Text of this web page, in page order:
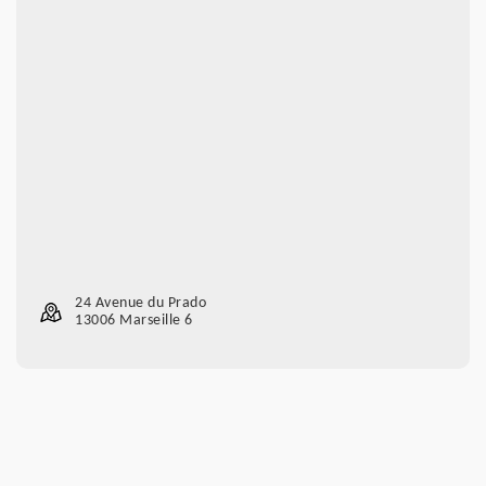
24 Avenue du Prado
13006 Marseille 6